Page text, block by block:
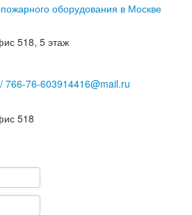
518, 5 этаж
766-76-603914416@mail.ru
518